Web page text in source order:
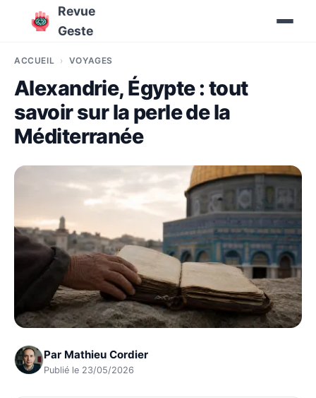
Revue
Geste
ACCUEIL VOYAGES
Alexandrie, Égypte : tout
savoir sur la perle de la
Méditerranée
Par Mathieu Cordier
Publié le 23/05/2026